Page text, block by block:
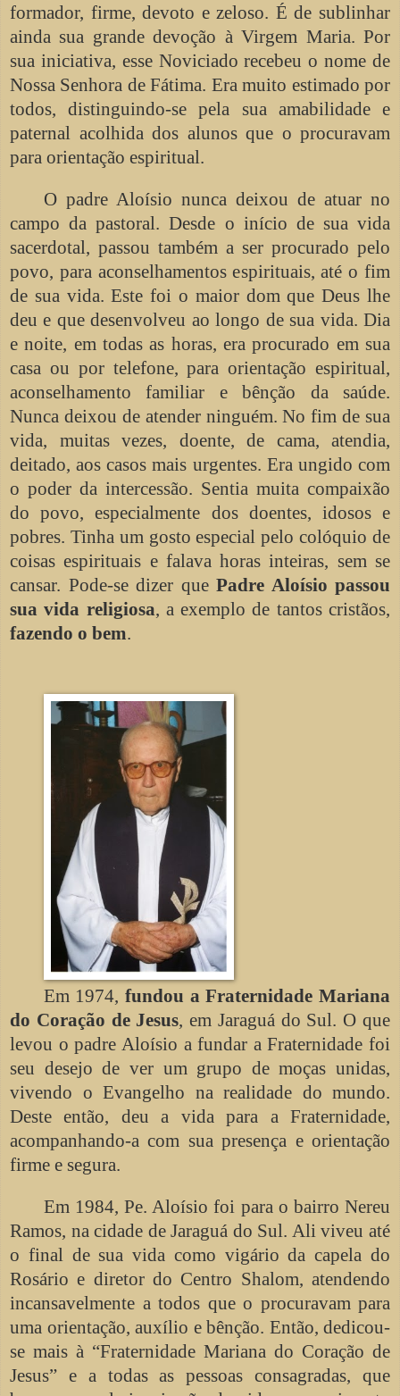
formador, firme, devoto e zeloso. É de sublinhar
ainda sua grande devoção à Virgem Maria. Por
sua iniciativa, esse Noviciado recebeu o nome de
Nossa Senhora de Fátima. Era muito estimado por
todos, distinguindo-se pela sua amabilidade e
paternal acolhida dos alunos que o procuravam
para orientação espiritual.
O padre Aloísio nunca deixou de atuar no
campo da pastoral. Desde o início de sua vida
sacerdotal, passou também a ser procurado pelo
povo, para aconselhamentos espirituais, até o fim
de sua vida. Este foi o maior dom que Deus lhe
deu e que desenvolveu ao longo de sua vida. Dia
e noite, em todas as horas, era procurado em sua
casa ou por telefone, para orientação espiritual,
aconselhamento familiar e bênção da saúde.
Nunca deixou de atender ninguém. No fim de sua
vida, muitas vezes, doente, de cama, atendia,
deitado, aos casos mais urgentes. Era ungido com
o poder da intercessão. Sentia muita compaixão
do povo, especialmente dos doentes, idosos e
pobres. Tinha um gosto especial pelo colóquio de
coisas espirituais e falava horas inteiras, sem se
cansar. Pode-se dizer que Padre Aloísio passou
sua vida religiosa, a exemplo de tantos cristãos,
fazendo o bem.
Em 1974,fundou a Fraternidade Mariana
do Coração de Jesus, em Jaraguá do Sul. O que
levou o padre Aloísio a fundar a Fraternidade foi
seu desejo de ver um grupo de moças unidas,
vivendo o Evangelho na realidade do mundo.
Deste então, deu a vida para a Fraternidade,
acompanhando-a com sua presença e orientação
firme e segura.
Em 1984, Pe. Aloísio foi para o bairro Nereu
Ramos, na cidade de Jaraguá do Sul. Ali viveu até
o final de sua vida como vigário da capela do
Rosário e diretor do Centro Shalom, atendendo
incansavelmente a todos que o procuravam para
uma orientação, auxílio e bênção. Então, dedicou-
se mais à “Fraternidade Mariana do Coração de
Jesus” e a todas as pessoas consagradas, que